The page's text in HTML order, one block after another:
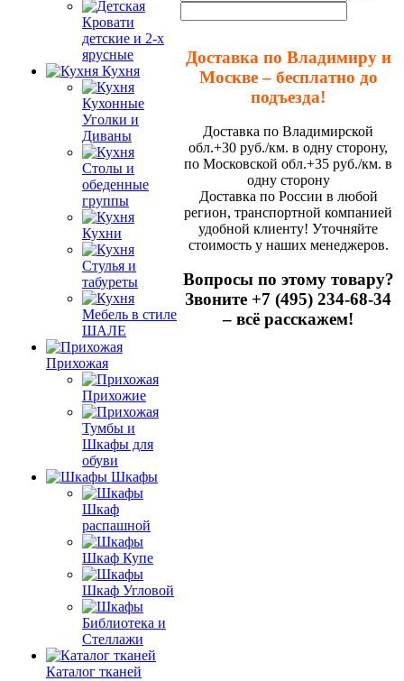
Кровати
детские и 2-х
ярусные
Кухня
Кухонные
Уголки и
Диваны
Столы и
обеденные
группы
Кухни
Стулья и
табуреты
Мебель в стиле
ШАЛЕ
Прихожая
Прихожие
Тумбы и
Шкафы для
обуви
Шкафы
Шкаф
распашной
Шкаф Купе
Шкаф Угловой
Библиотека и
Стеллажи
Каталог тканей
Доставка по Владимиру и
Москве – бесплатно до
подъезда!
Доставка по Владимирской
обл.+30 руб./км. в одну сторону,
по Московской обл.+35 руб./км. в
одну сторону
Доставка по России в любой
регион, транспортной компанией
удобной клиенту! Уточняйте
стоимость у наших менеджеров.
Вопросы по этому товару?
Звоните +7 (495) 234-68-34
– всё расскажем!